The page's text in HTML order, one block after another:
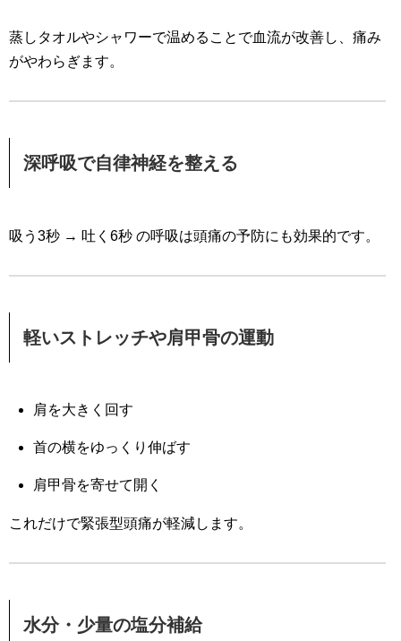
蒸しタオルやシャワーで温めることで血流が改善し、痛み
がやわらぎます。
深呼吸で自律神経を整える
吸う3秒 → 吐く6秒 の呼吸は頭痛の予防にも効果的です。
軽いストレッチや肩甲骨の運動
肩を大きく回す
首の横をゆっくり伸ばす
肩甲骨を寄せて開く
これだけで緊張型頭痛が軽減します。
水分・少量の塩分補給